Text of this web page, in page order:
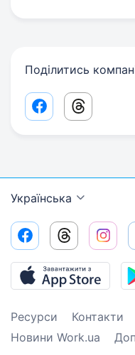
Поділитись
Facebook share
Threads
Українська
Ресурси Контакти
Новини Work.ua